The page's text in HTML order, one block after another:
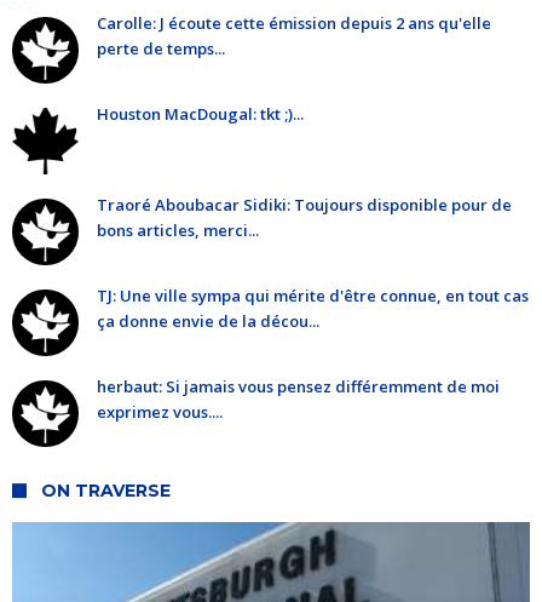
Carolle: J écoute cette émission depuis 2 ans qu'elle
perte de temps...
Houston MacDougal: tkt ;)...
Traoré Aboubacar Sidiki: Toujours disponible pour de
bons articles, merci...
TJ: Une ville sympa qui mérite d'être connue, en tout cas
ça donne envie de la décou...
herbaut: Si jamais vous pensez différemment de moi
exprimez vous....
ON TRAVERSE